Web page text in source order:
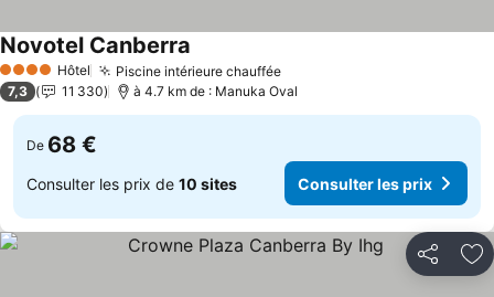
4 Étoiles Hôtel Piscine intérieure chauffée
Novotel Canberra
7,3 11 330 à 4.7 km de : Manuka Oval
De 68 €
Consulter les prix de 10 sites Consulter les prix
Partager